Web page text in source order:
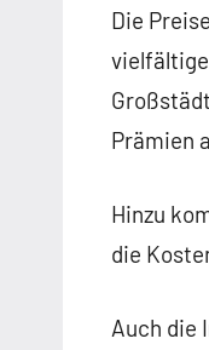
Die
Prämien
Hinzu
die
Auch die